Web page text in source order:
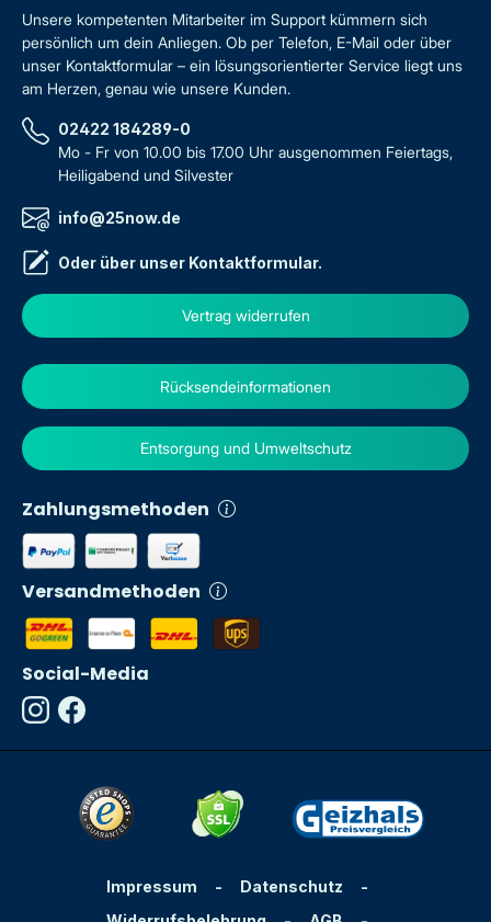
Unsere kompetenten Mitarbeiter im Support kümmern sich
persönlich um dein Anliegen. Ob per Telefon, E-Mail oder über
unser Kontaktformular – ein lösungsorientierter Service liegt uns
am Herzen, genau wie unsere Kunden.
02422 184289-0
Mo - Fr von 10.00 bis 17.00 Uhr ausgenommen Feiertags,
Heiligabend und Silvester
info@25now.de
Oder über unser Kontaktformular.
Vertrag widerrufen
Zahlungsmethoden
Versandmethoden
Rücksendeinformationen
Entsorgung und Umweltschutz
Social-Media
Impressum - Datenschutz
-